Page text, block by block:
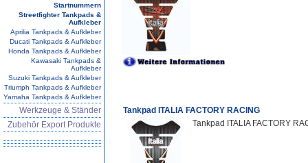
Startnummern
Streetfighter Tankpads &
Aufkleber
Aprilia Tankpads & Aufkleber
Ducati Tankpads & Aufkleber
Honda Tankpads & Aufkleber
Kawasaki Tankpads &
Aufkleber
Suzuki Tankpads & Aufkleber
Triumph Tankpads & Aufkleber
Yamaha Tankpads & Aufkleber
Werkzeuge & Ständer
Zubehör Export Produkte
Tankpad ITALIA FACTORY RACING
Tankpad ITALIA FACTORY